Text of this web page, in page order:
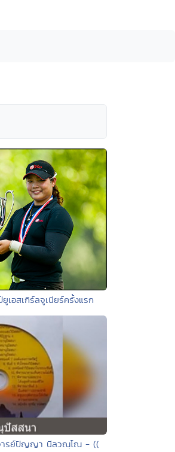
อสเกิร์ลจูเนียร์ครั้งแรก
ารย์ปัญญา นีลวณฺโณ - ((